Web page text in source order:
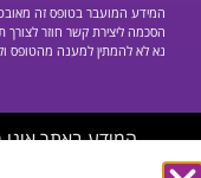
המידע המועבר בטופס זה
הסכמה ליצירת קשר חוזר
נא לא להמתין למענה מהטופס
המידע באתר אינו
פסיכיאטרי/פסיכולוגי